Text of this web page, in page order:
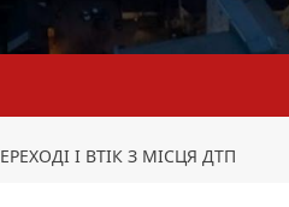
І ВТІК З МІСЦЯ ДТП